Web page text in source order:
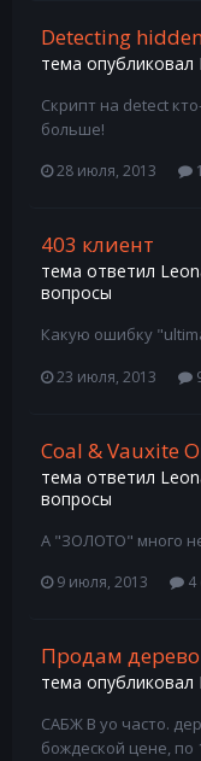
Detecting
тема опубликовал
Скрипт на detect
больше!
28 июля, 2013
403 клиент
тема ответил
вопросы
Какую ошибку
23 июля, 2013
Coal & Vauxite
тема ответил
вопросы
А "ЗОЛОТО" много
9 июля, 2013 4
Продам дерево
тема опубликовал
САБЖ В уо часто.
бождеской цене, по